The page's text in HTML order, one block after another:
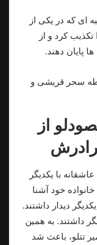
ای که در یکی از
کرد و از
پایان دهند.
از
با یکدیگر
خود آشنا
دیدار داشتند.‌
داشتند. به همین
تتلو، باعث شد